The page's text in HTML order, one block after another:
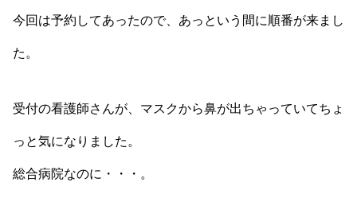
今回は予約してあったので、あっという間に順番が来まし
た。
受付の看護師さんが、マスクから鼻が出ちゃっていてちょ
っと気になりました。
総合病院なのに・・・。